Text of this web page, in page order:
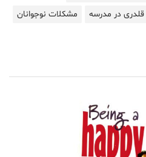
قلدری در مدرسه مشکلات نوجوانان